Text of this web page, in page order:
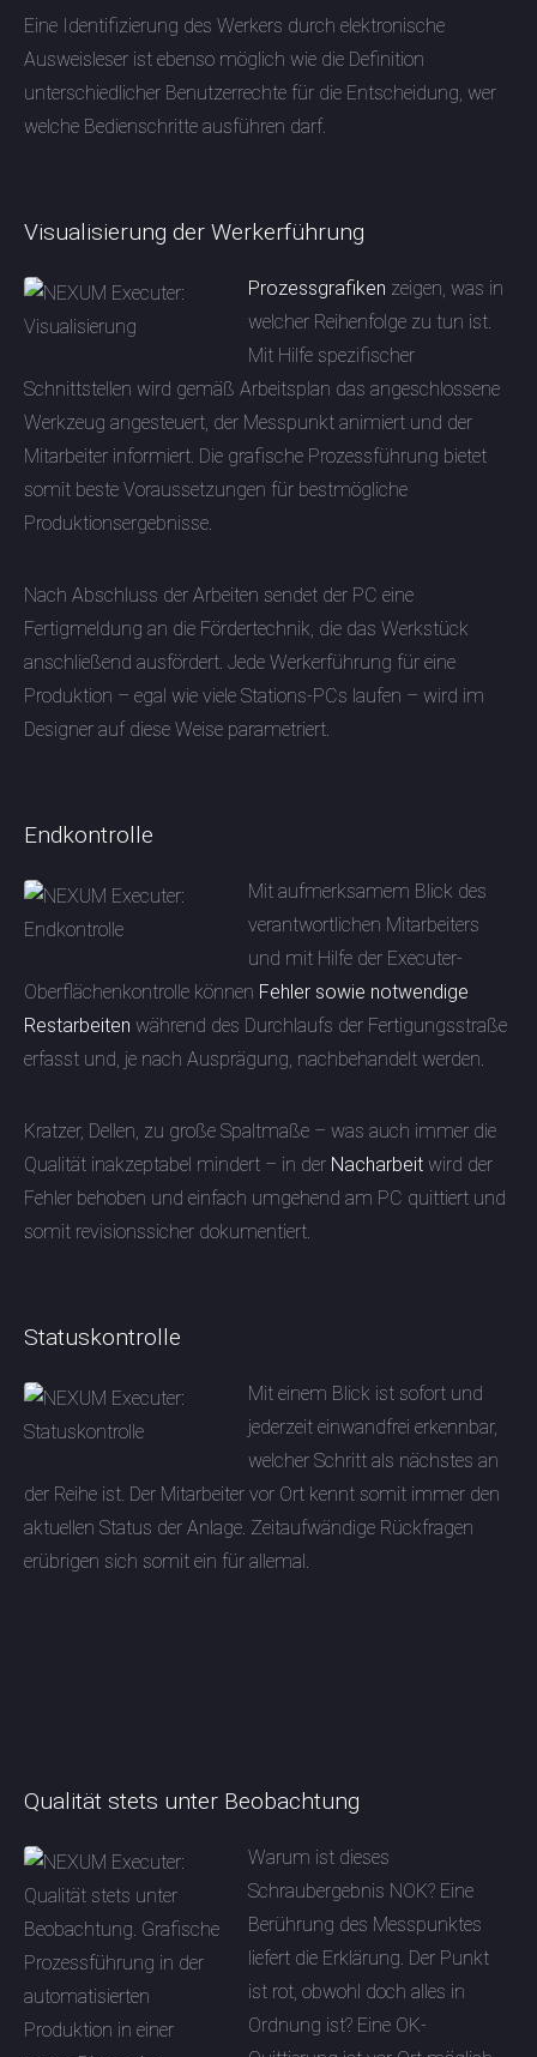
Eine Identifizierung des Werkers durch elektronische
Ausweisleser ist ebenso möglich wie die Definition
unterschiedlicher Benutzerrechte für die Entscheidung, wer
welche Bedienschritte ausführen darf.
Visualisierung der Werkerführung
Prozessgrafiken zeigen, was in
welcher Reihenfolge zu tun ist.
Mit Hilfe spezifischer
Schnittstellen wird gemäß Arbeitsplan das angeschlossene
Werkzeug angesteuert, der Messpunkt animiert und der
Mitarbeiter informiert. Die grafische Prozessführung bietet
somit beste Voraussetzungen für bestmögliche
Produktionsergebnisse.
Nach Abschluss der Arbeiten sendet der PC eine
Fertigmeldung an die Fördertechnik, die das Werkstück
anschließend ausfördert. Jede Werkerführung für eine
Produktion – egal wie viele Stations-PCs laufen – wird im
Designer auf diese Weise parametriert.
Endkontrolle
Mit aufmerksamem Blick des
verantwortlichen Mitarbeiters
und mit Hilfe der Executer-
Oberflächenkontrolle können Fehler sowie notwendige
Restarbeiten während des Durchlaufs der Fertigungsstraße
erfasst und, je nach Ausprägung, nachbehandelt werden.
Kratzer, Dellen, zu große Spaltmaße – was auch immer die
Qualität inakzeptabel mindert – in der Nacharbeit wird der
Fehler behoben und einfach umgehend am PC quittiert und
somit revisionssicher dokumentiert.
Statuskontrolle
Mit einem Blick ist sofort und
jederzeit einwandfrei erkennbar,
welcher Schritt als nächstes an
der Reihe ist. Der Mitarbeiter vor Ort kennt somit immer den
aktuellen Status der Anlage. Zeitaufwändige Rückfragen
erübrigen sich somit ein für allemal.
Qualität stets unter Beobachtung
Warum ist dieses
Schraubergebnis NOK? Eine
Berührung des Messpunktes
liefert die Erklärung. Der Punkt
ist rot, obwohl doch alles in
Ordnung ist? Eine OK-